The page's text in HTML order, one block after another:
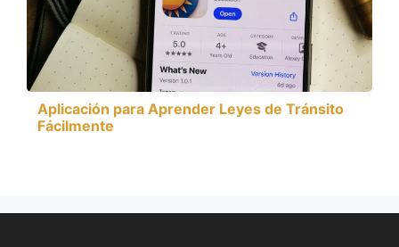
Aplicación para Aprender Leyes de Tránsito
Fácilmente